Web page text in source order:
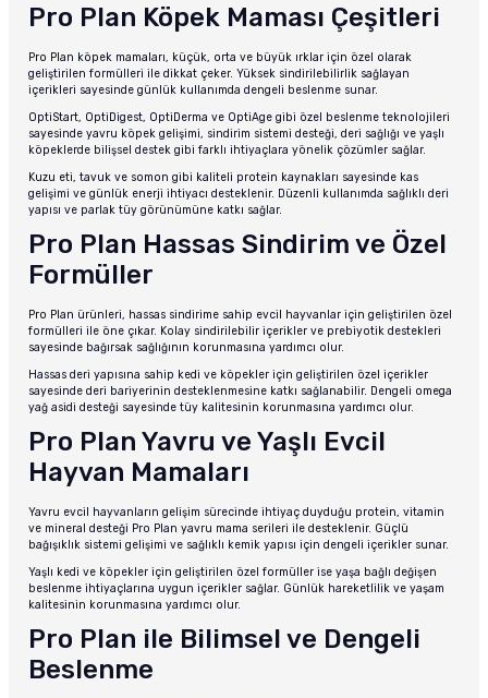
Pro Plan Köpek Maması Çeşitleri
Pro Plan köpek mamaları, küçük, orta ve büyük ırklar için özel olarak
geliştirilen formülleri ile dikkat çeker. Yüksek sindirilebilirlik sağlayan
içerikleri sayesinde günlük kullanımda dengeli beslenme sunar.
OptiStart, OptiDigest, OptiDerma ve OptiAge gibi özel beslenme teknolojileri
sayesinde yavru köpek gelişimi, sindirim sistemi desteği, deri sağlığı ve yaşlı
köpeklerde bilişsel destek gibi farklı ihtiyaçlara yönelik çözümler sağlar.
Kuzu eti, tavuk ve somon gibi kaliteli protein kaynakları sayesinde kas
gelişimi ve günlük enerji ihtiyacı desteklenir. Düzenli kullanımda sağlıklı deri
yapısı ve parlak tüy görünümüne katkı sağlar.
Pro Plan Hassas Sindirim ve Özel
Formüller
Pro Plan ürünleri, hassas sindirime sahip evcil hayvanlar için geliştirilen özel
formülleri ile öne çıkar. Kolay sindirilebilir içerikler ve prebiyotik destekleri
sayesinde bağırsak sağlığının korunmasına yardımcı olur.
Hassas deri yapısına sahip kedi ve köpekler için geliştirilen özel içerikler
sayesinde deri bariyerinin desteklenmesine katkı sağlanabilir. Dengeli omega
yağ asidi desteği sayesinde tüy kalitesinin korunmasına yardımcı olur.
Pro Plan Yavru ve Yaşlı Evcil
Hayvan Mamaları
Yavru evcil hayvanların gelişim sürecinde ihtiyaç duyduğu protein, vitamin
ve mineral desteği Pro Plan yavru mama serileri ile desteklenir. Güçlü
bağışıklık sistemi gelişimi ve sağlıklı kemik yapısı için dengeli içerikler sunar.
Yaşlı kedi ve köpekler için geliştirilen özel formüller ise yaşa bağlı değişen
beslenme ihtiyaçlarına uygun içerikler sağlar. Günlük hareketlilik ve yaşam
kalitesinin korunmasına yardımcı olur.
Pro Plan ile Bilimsel ve Dengeli
Beslenme